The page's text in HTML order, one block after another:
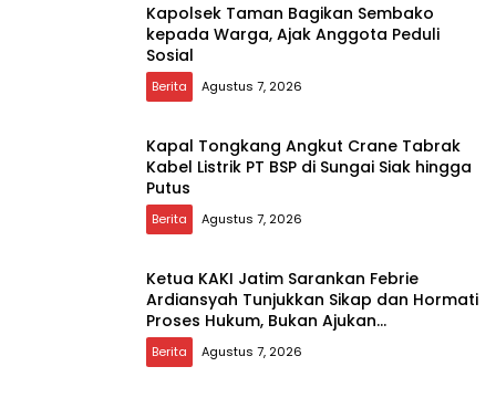
Kapolsek Taman Bagikan Sembako
kepada Warga, Ajak Anggota Peduli
Sosial
Berita Agustus 7, 2026
Kapal Tongkang Angkut Crane Tabrak
Kabel Listrik PT BSP di Sungai Siak hingga
Putus
Berita Agustus 7, 2026
Ketua KAKI Jatim Sarankan Febrie
Ardiansyah Tunjukkan Sikap dan Hormati
Proses Hukum, Bukan Ajukan
Praperadilan
Berita Agustus 7, 2026